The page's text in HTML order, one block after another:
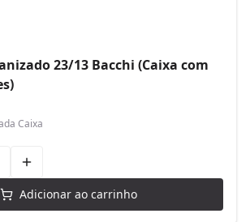
23/13 Bacchi (Caixa com
Caixa
Adicionar ao carrinho